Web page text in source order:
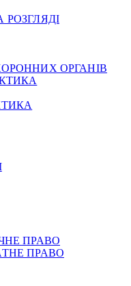
ОРГАНІВ
ПРАВО
ПРАВО